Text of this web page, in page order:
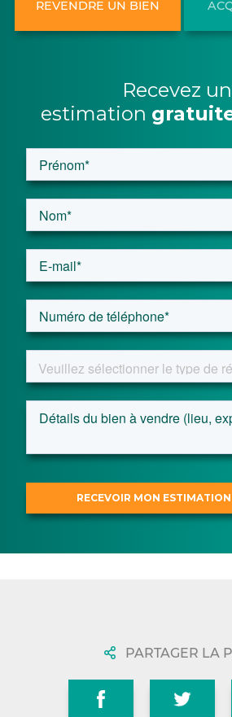
REVENDRE UN BIEN
PARTAGER LA